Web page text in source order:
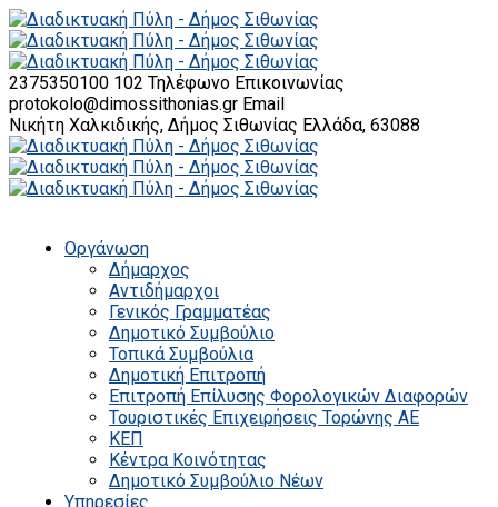
2375350100 102 Τηλέφωνο Επικοινωνίας
protokolo@dimossithonias.gr Email
Νικήτη Χαλκιδικής, Δήμος Σιθωνίας Ελλάδα, 63088
Οργάνωση
Δήμαρχος
Αντιδήμαρχοι
Γενικός Γραμματέας
Δημοτικό Συμβούλιο
Τοπικά Συμβούλια
Δημοτική Επιτροπή
Επιτροπή Επίλυσης Φορολογικών Διαφορών
Τουριστικές Επιχειρήσεις Τορώνης ΑΕ
ΚΕΠ
Κέντρα Κοινότητας
Δημοτικό Συμβούλιο Νέων
Υπηρεσίες